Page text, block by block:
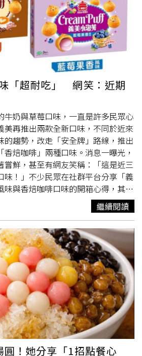
要100元，超級莫名其妙」、「麵線
蚵仔嗎」、「鍋燒麵，炒飯，真的沒
言之中，雞排成為最多人點名的項目
，但便當能不吃」、「雞排啊，點心
排跟
蚵仔煎」、「雞排賣得跟便當
，本肥已經至少一年沒買了」、「雞
年沒吃了」。
「超耐吃」 網笑：近期
牛奶與草莓口味，一直是許多民眾心
美再推出兩款全新口味，不同於近來
的趨勢，改走「安全牌」路線，推出
香焙咖啡」兩種口味。消息一曝光，
嘗鮮，甚至有網友笑稱：「這是近三
味！」不少民眾在社群平台分享「義
味與香焙咖啡口味的開箱心得，其中
度最高。嘗鮮民眾表示，包裝一打開
氣，入口後內餡瞬間迸出酸甜滋味，
度，但整體仍以甜味為主，正中大票
薦：「只比永遠的王者牛奶口味略遜
引發網友熱烈討論，紛紛分享品嚐心
好吃，跟大家分享的一樣」、「咖啡
好吃，沒吃過的都去買」、「剛剛買
的超級好吃」、「無敵好吃，剛剛衝
人哀號買不到：「義美門市都沒有
家樂福體系有」、「隔著螢幕都聞到
了兩家家樂福都還沒進貨」、「其他
外，也有網友笑說，義美這次的新
的冷門口味相比「正常很多」，忍
繼續閱讀
圓！她分享「1招點餐心